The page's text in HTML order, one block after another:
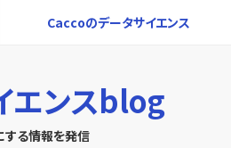
Caccoのデータサイエンス
エンスblog
する情報を発信